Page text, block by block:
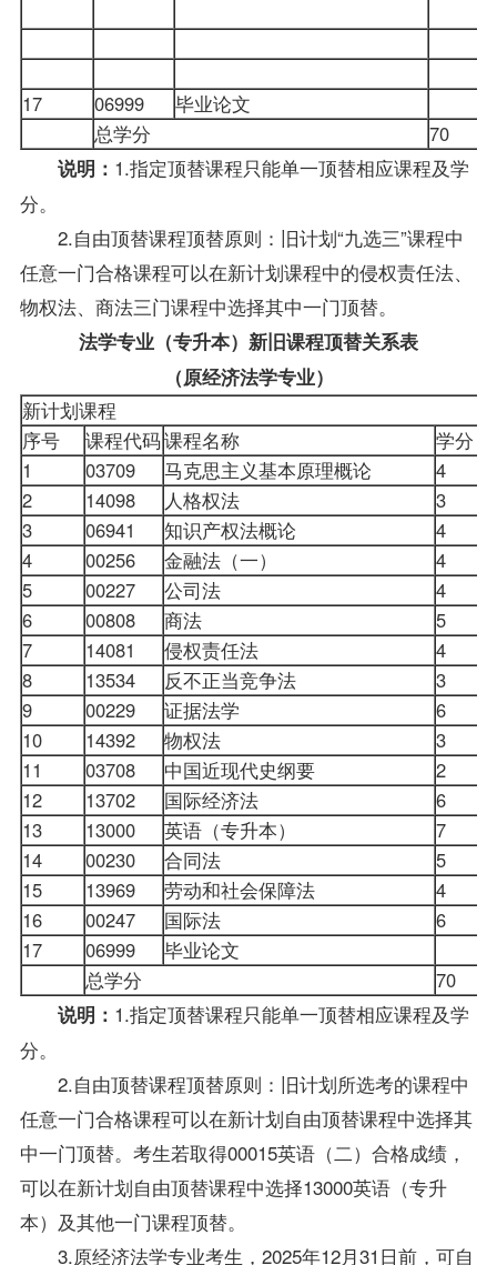
17
06999 毕业论文
总学分
70
说明： 1.指定顶替课程只能单一顶替相应课程及学
分。
2.自由顶替课程顶替原则：旧计划“九选三”课程中
任意一门合格课程可以在新计划课程中的侵权责任法、
物权法、商法三门课程中选择其中一门顶替。
法学专业（专升本）新旧课程顶替关系表
（原经济法学专业）
新计划课程
序号
课程代码课程名称 学分
1
03709 马克思主义基本原理概论 4
2
14098 人格权法 3
3
06941 知识产权法概论 4
4
00256 金融法（一） 4
5
00227 公司法 4
6
00808 商法 5
7
14081 侵权责任法 4
8
13534 反不正当竞争法 3
9
00229 证据法学 6
10
14392 物权法 3
11
03708 中国近现代史纲要
2
12
13702 国际经济法
6
13
13000 英语（专升本）
7
14
00230 合同法
5
15
13969 劳动和社会保障法
4
16
00247 国际法
6
17
06999 毕业论文
总学分
70
说明： 1.指定顶替课程只能单一顶替相应课程及学
分。
2.自由顶替课程顶替原则：旧计划所选考的课程中
任意一门合格课程可以在新计划自由顶替课程中选择其
中一门顶替。考生若取得00015英语（二）合格成绩，
可以在新计划自由顶替课程中选择13000英语（专升
本）及其他一门课程顶替。
3.原经济法学专业考生，2025年12月31日前，可自